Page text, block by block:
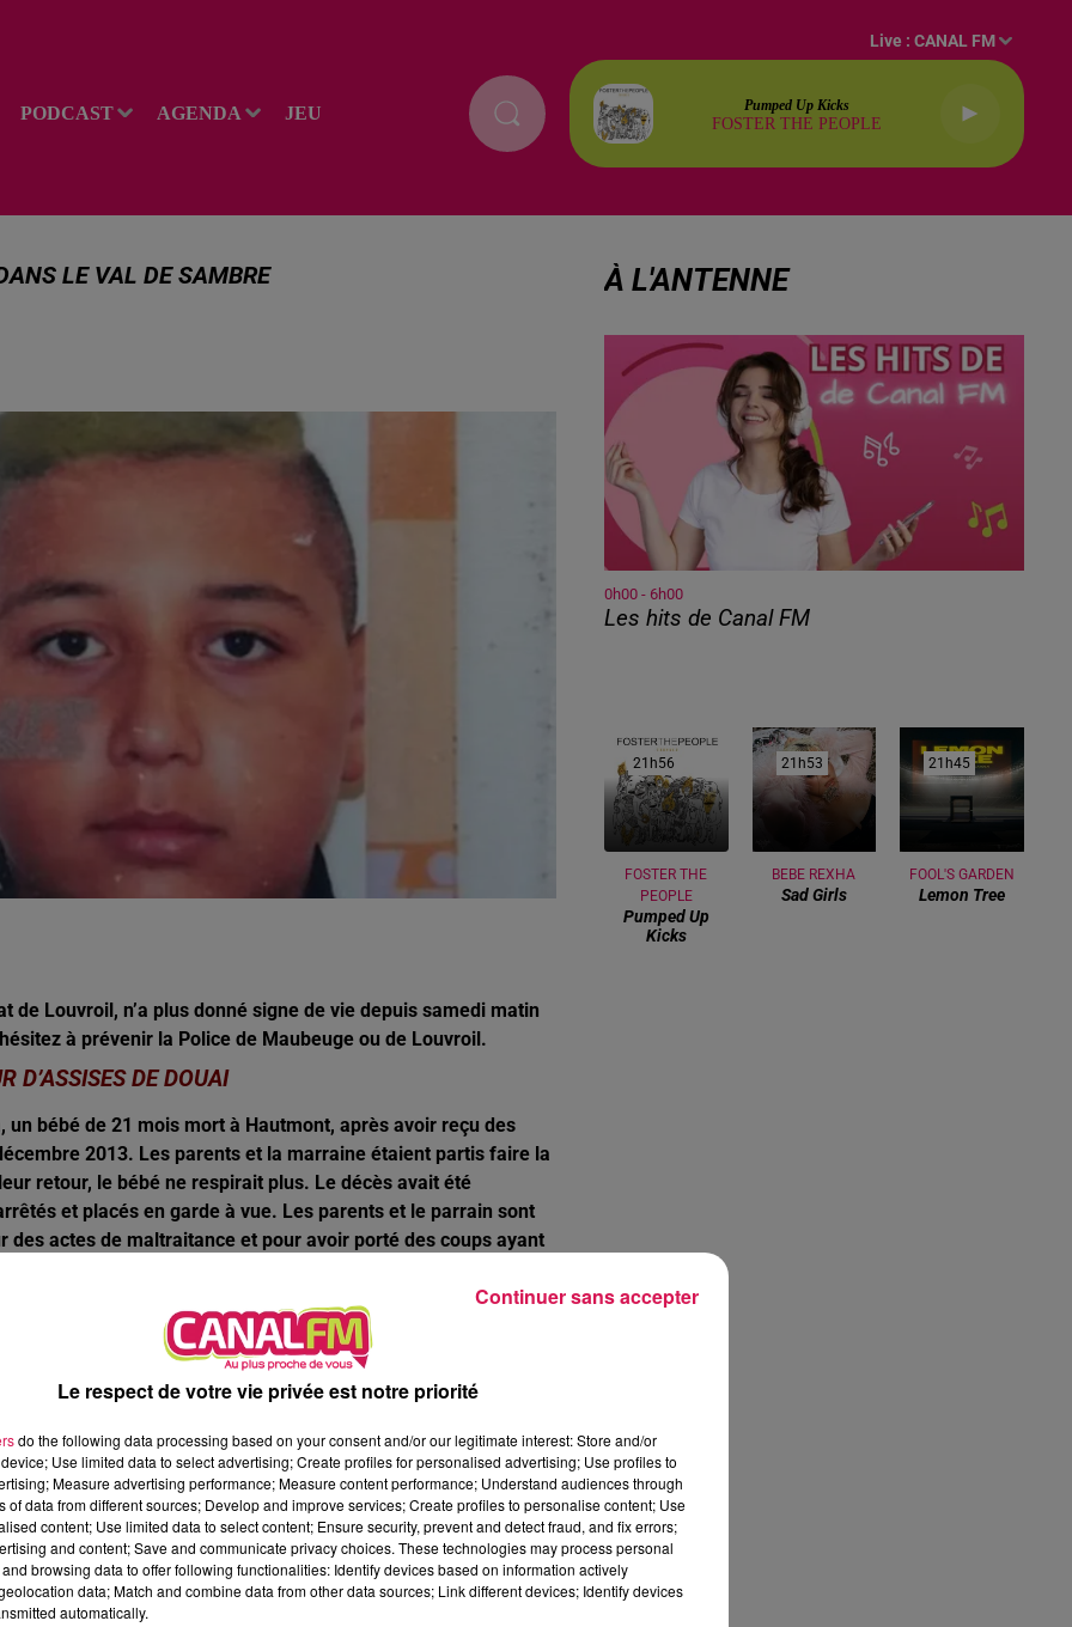
PODCAST AGENDA JEU
Live :CANAL FM
Pumped Up Kicks
FOSTER THE PEOPLE
LE VAL DE SAMBRE
Louvroil, n’a plus donné signe de vie depuis samedi matin
à prévenir la Police de Maubeuge ou de Louvroil.
D’ASSISES DE DOUAI
un bébé de 21 mois mort à Hautmont, après avoir reçu des
2013. Les parents et la marraine étaient partis faire la
retour, le bébé ne respirait plus. Le décès avait été
et placés en garde à vue. Les parents et le parrain sont
des actes de maltraitance et pour avoir porté des coups ayant
60 personnes et l’instauration d’un périmètre de
à Maubeuge. Très vite arrivée sur place, une équipe de
écarté. Les habitants évacués ont tous regagné leurs
finalement pas été retenue par les techniciens de GRDF,
égouts par une personne malveillante ? La question reste
À COUSOLRE
à Cousolre, près de Jeumont, dans le Val de Sambre. Le feu
été ouverte pour déterminer l’origine du sinistre. L’un des
À L'ANTENNE
Les hits de Canal FM
0h00 - 6h00
Les hits de Canal FM
21h56
21h56
FOSTER THE
PEOPLE
Pumped Up
Kicks
21h53
21h53
BEBE REXHA
Sad Girls
21h45
21h45
FOOL'S GARDEN
Lemon Tree
Le respect de votre vie privée est notre priorité
do the following data processing based on your consent and/or our legitimate interest: Store and/or
Use limited data to select advertising; Create profiles for personalised advertising; Use profiles to
Measure advertising performance; Measure content performance; Understand audiences through
of data from different sources; Develop and improve services; Create profiles to personalise content; Use
content; Use limited data to select content; Ensure security, prevent and detect fraud, and fix errors;
and content; Save and communicate privacy choices. These technologies may process personal
browsing data to offer following functionalities: Identify devices based on information actively
data; Match and combine data from other data sources; Link different devices; Identify devices
automatically.
Continuer sans accepter